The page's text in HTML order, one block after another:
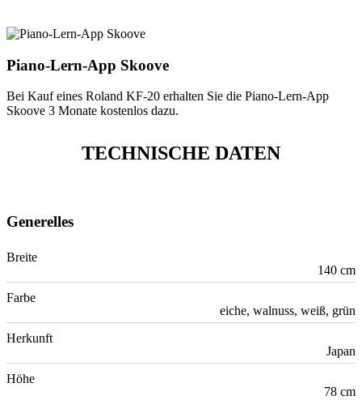
Piano-Lern-App Skoove
Bei Kauf eines Roland KF-20 erhalten Sie die Piano-Lern-App
Skoove 3 Monate kostenlos dazu.
TECHNISCHE DATEN
Generelles
Breite
140 cm
Farbe
eiche, walnuss, weiß, grün
Herkunft
Japan
Höhe
78 cm